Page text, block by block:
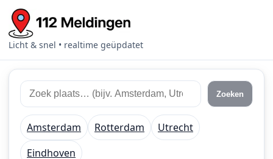
Licht & snel • realtime geüpdatet
Zoek
112
meldingen
Zoek
plaats
of
regio
Zoeken
Amsterdam Rotterdam
Utrecht
Eindhoven